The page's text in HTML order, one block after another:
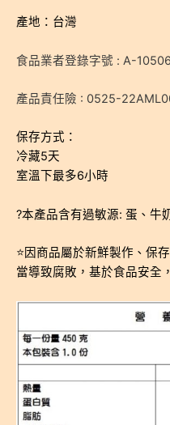
產地：台灣
食品業者登錄字號 : A-
產品責任險 : 0525-
保存方式：
冷藏5天
室溫下最多6小時
?本產品含有過敏源: 蛋、牛
⭐️因商品屬於新鮮製作、保
當導致腐敗，基於食品安全